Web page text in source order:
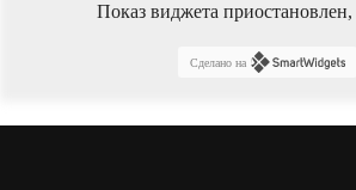
Показ виджета приостановлен,
Сделано на